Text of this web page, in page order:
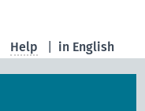
in English
Help